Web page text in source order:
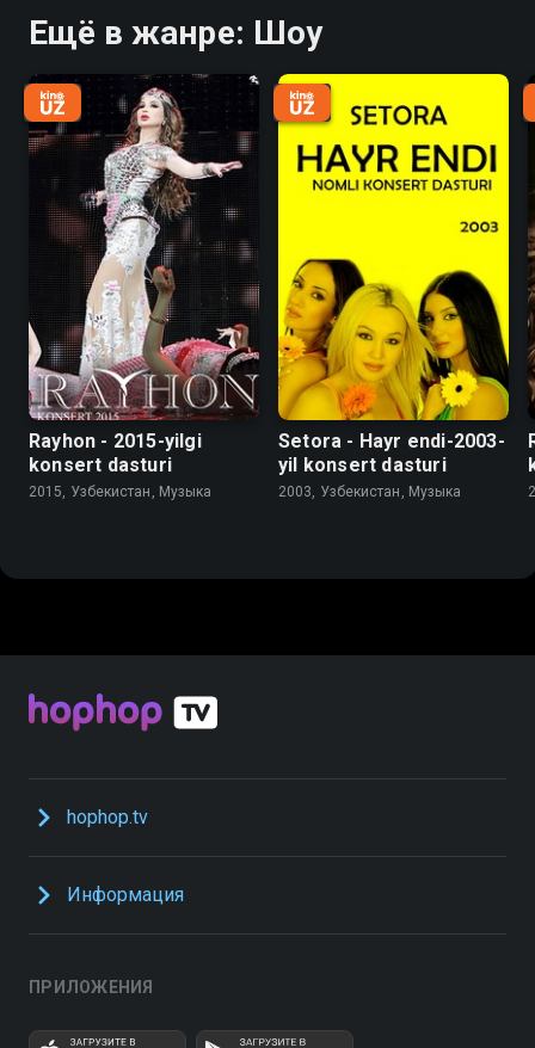
Ещё в жанре: Шоу
Rayhon - 2015-yilgi
konsert dasturi
2015, Узбекистан, Музыка
Setora - Hayr endi-2003-
yil konsert dasturi
2003, Узбекистан, Музыка
hophop.tv
Информация
ПРИЛОЖЕНИЯ